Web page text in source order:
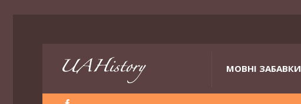
МОВНІ ЗАБАВКИ